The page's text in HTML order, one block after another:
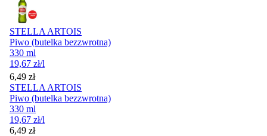
STELLA ARTOIS
Piwo (butelka bezzwrotna)
330 ml
19,67 zł/l
Cena
6,49 zł
STELLA ARTOIS
Piwo (butelka bezzwrotna)
330 ml
19,67 zł/l
Cena
6,49 zł